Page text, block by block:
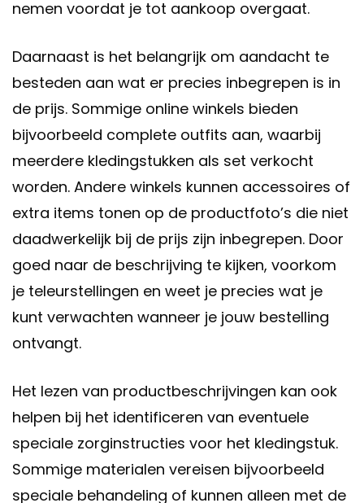
nemen voordat je tot aankoop overgaat.
Daarnaast is het belangrijk om aandacht te
besteden aan wat er precies inbegrepen is in
de prijs. Sommige online winkels bieden
bijvoorbeeld complete outfits aan, waarbij
meerdere kledingstukken als set verkocht
worden. Andere winkels kunnen accessoires of
extra items tonen op de productfoto’s die niet
daadwerkelijk bij de prijs zijn inbegrepen. Door
goed naar de beschrijving te kijken, voorkom
je teleurstellingen en weet je precies wat je
kunt verwachten wanneer je jouw bestelling
ontvangt.
Het lezen van productbeschrijvingen kan ook
helpen bij het identificeren van eventuele
speciale zorginstructies voor het kledingstuk.
Sommige materialen vereisen bijvoorbeeld
speciale behandeling of kunnen alleen met de